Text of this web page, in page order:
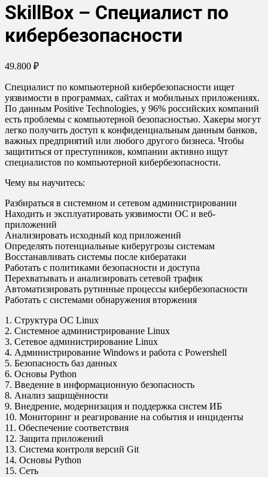
SkillBox – Специалист по
кибербезопасности
49.800 ₽
Специалист по компьютерной кибербезопасности ищет
уязвимости в программах, сайтах и мобильных приложениях.
По данным Positive Technologies, у 96% российских компаний
есть проблемы с компьютерной безопасностью. Хакеры могут
легко получить доступ к конфиденциальным данным банков,
важных предприятий или любого другого бизнеса. Чтобы
защититься от преступников, компании активно ищут
специалистов по компьютерной кибербезопасности.
Чему вы научитесь:
Разбираться в системном и сетевом администрировании
Находить и эксплуатировать уязвимости ОС и веб-
приложений
Анализировать исходный код приложений
Определять потенциальные киберугрозы системам
Восстанавливать системы после кибератаки
Работать с политиками безопасности и доступа
Перехватывать и анализировать сетевой трафик
Автоматизировать рутинные процессы кибербезопасности
Работать с системами обнаружения вторжения
1. Структура ОС Linux
2. Системное администрирование Linux
3. Сетевое администрирование Linux
4. Администрирование Windows и работа с Powershell
5. Безопасность баз данных
6. Основы Python
7. Введение в информационную безопасность
8. Анализ защищённости
9. Внедрение, модернизация и поддержка систем ИБ
10. Мониторинг и реагирование на события и инциденты
11. Обеспечение соответствия
12. Защита приложений
13. Система контроля версий Git
14. Основы Python
15. Сеть